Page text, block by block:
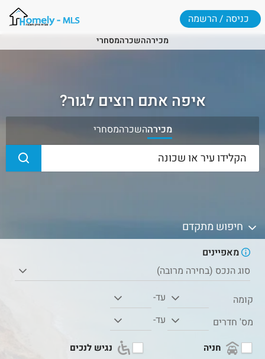
מכירההשכרהמסחרי
כניסה / הרשמה
איפה אתם רוצים לגור?
מכירההשכרהמסחרי
חיפוש מתקדם
מאפיינים
סוג הנכס (בחירה מרובה)
קומה
עד-
מס' חדרים
עד-
חניה
נגיש לנכים